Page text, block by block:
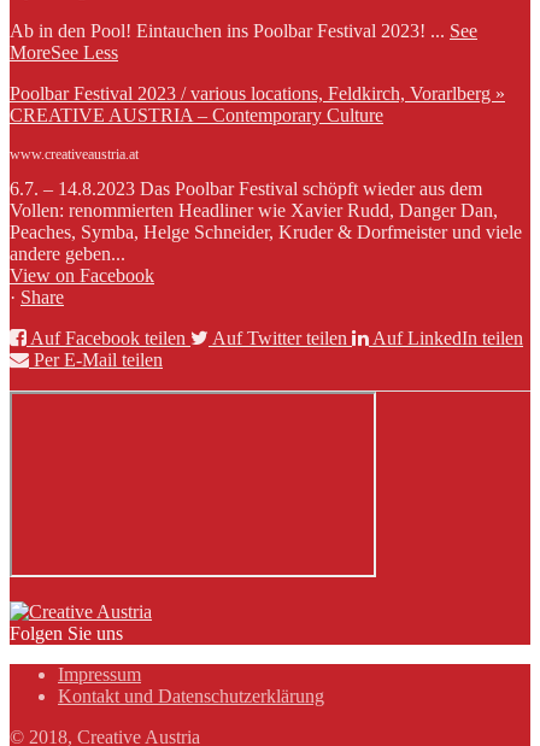
Ab in den Pool! Eintauchen ins Poolbar Festival 2023! ... See
MoreSee Less
Poolbar Festival 2023 / various locations, Feldkirch, Vorarlberg »
CREATIVE AUSTRIA – Contemporary Culture
www.creativeaustria.at
6.7. – 14.8.2023 Das Poolbar Festival schöpft wieder aus dem
Vollen: renommierten Headliner wie Xavier Rudd, Danger Dan,
Peaches, Symba, Helge Schneider, Kruder & Dorfmeister und viele
andere geben...
View on Facebook
· Share
Auf Facebook teilen
Auf Twitter teilen
Auf LinkedIn teilen
Per E-Mail teilen
Folgen Sie uns
Impressum
Kontakt und Datenschutzerklärung
© 2018, Creative Austria